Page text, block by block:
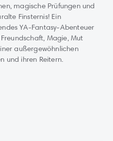
magische Prüfungen und
Finsternis! Ein
YA-Fantasy-Abenteuer
Magie, Mut
außergewöhnlichen
und ihren Reitern.